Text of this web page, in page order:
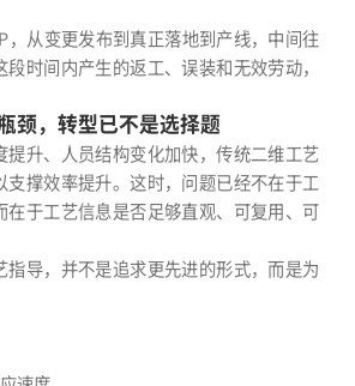
，从变更发布到真正落地到产线，中间往
段时间内产生的返工、误装和无效劳动，
颈，转型已不是选择题
提升、人员结构变化加快，传统二维工艺
支撑效率提升。这时，问题已经不在于工
在于工艺信息是否足够直观、可复用、可
指导，并不是追求更先进的形式，而是为